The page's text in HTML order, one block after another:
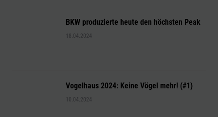
BKW produzierte heute den höchsten Peak
18.04.2024
Vogelhaus 2024: Keine Vögel mehr! (#1)
10.04.2024